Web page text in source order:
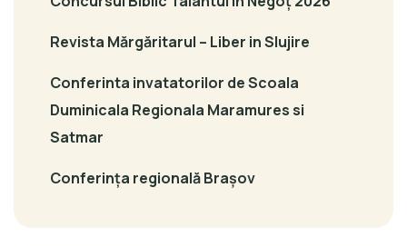
Revista Mărgăritarul – Liber in Slujire
Conferinta invatatorilor de Scoala
Duminicala Regionala Maramures si
Satmar
Conferința regională Brașov